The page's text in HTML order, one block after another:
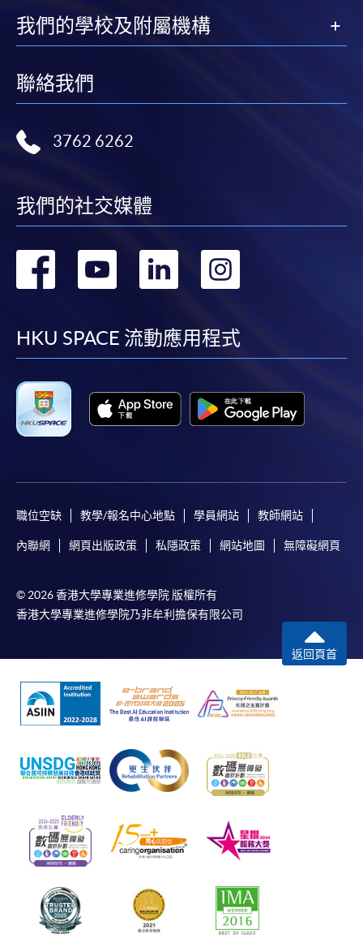
我們的學校及附屬機構
聯絡我們
3762 6262
我們的社交媒體
轉
facebook
轉
youtube
轉
linkedin
轉
HKU SPACE 流動應用程式
職位空缺 教學/報名中心地點 學員網站 教師網站
內聯網 網頁出版政策 私隱政策 網站地圖 無障礙網頁
© 2026 香港大學專業進修學院 版權所有
香港大學專業進修學院乃非牟利擔保有限公司
返回頁首